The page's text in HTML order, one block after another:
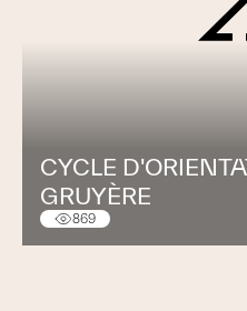
CYCLE
GRUYÈRE
869